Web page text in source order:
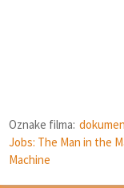
Oznake filma:
Jobs: The Man in the
Machine